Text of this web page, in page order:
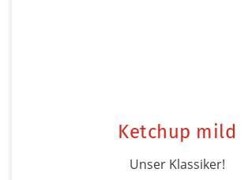
Ketchup mild
Unser Klassiker!